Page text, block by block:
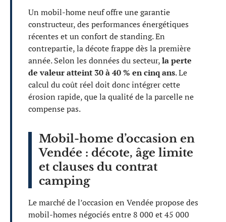
Un mobil-home neuf offre une garantie
constructeur, des performances énergétiques
récentes et un confort de standing. En
contrepartie, la décote frappe dès la première
année. Selon les données du secteur,la perte
de valeur atteint 30 à 40 % en cinq ans. Le
calcul du coût réel doit donc intégrer cette
érosion rapide, que la qualité de la parcelle ne
compense pas.
Mobil-home d’occasion en
Vendée : décote, âge limite
et clauses du contrat
camping
Le marché de l’occasion en Vendée propose des
mobil-homes négociés entre 8 000 et 45 000